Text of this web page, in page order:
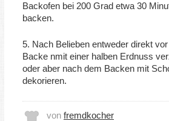
Backofen bei 200 Grad etwa 30
backen.
5. Nach Belieben entweder direkt
Backe nmit einer halben Erdnuss
oder aber nach dem Backen mit
dekorieren.
von fremdkocher